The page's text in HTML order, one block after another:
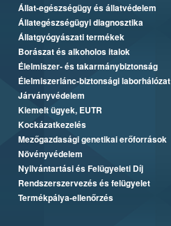
Állat-egészségügy és állatvédelem
Állategészségügyi diagnosztika
Állatgyógyászati termékek
Borászat és alkoholos italok
Élelmiszer- és takarmánybiztonság
Élelmiszerlánc-biztonsági laborhálózat
Járványvédelem
Kiemelt ügyek, EUTR
Kockázatkezelés
Mezőgazdasági genetikai erőforrások
Növényvédelem
Nyilvántartási és Felügyeleti Díj
Rendszerszervezés és felügyelet
Termékpálya-ellenőrzés